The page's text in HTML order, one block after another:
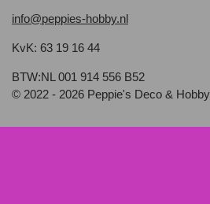
info@peppies-hobby.nl
KvK: 63 19 16 44
BTW:NL 001 914 556 B52
© 2022 - 2026 Peppie's Deco & Hobby